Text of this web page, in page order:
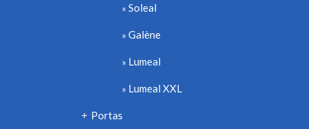
Soleal
Galène
Lumeal
Lumeal XXL
+ Portas